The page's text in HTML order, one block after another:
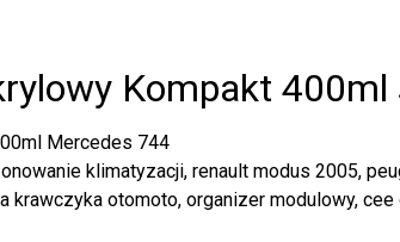
Kompakt 400ml
Mercedes 744
klimatyzacji, renault modus 2005,
krawczyka otomoto, organizer modulowy, cee